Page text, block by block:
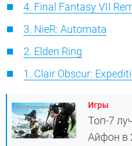
4. Final Fantasy VII
3. NieR: Automata
2. Elden Ring
1. Clair Obscur:
Игры
Топ-7
Айфон в